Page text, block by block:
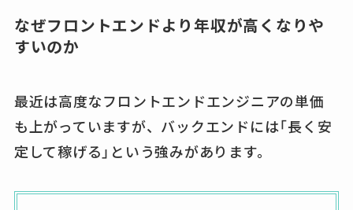
なぜフロントエンドより年収が高くなりや
すいのか
最近は高度なフロントエンドエンジニアの単価
も上がっていますが、バックエンドには「長く安
定して稼げる」という強みがあります。